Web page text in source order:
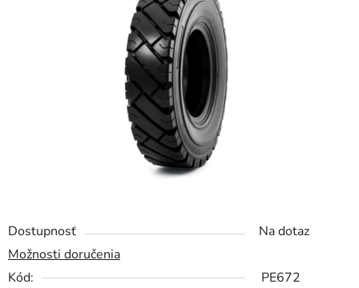
Dostupnosť
Na dotaz
Možnosti doručenia
Kód:
PE672